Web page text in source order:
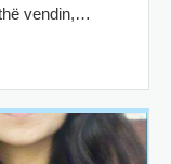
vendin,…